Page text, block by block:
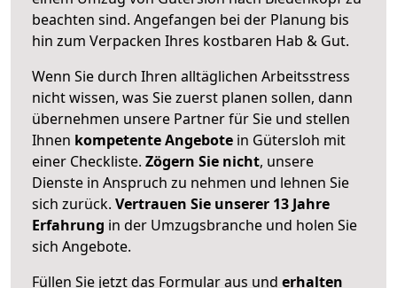
beachten sind. Angefangen bei der Planung bis
hin zum Verpacken Ihres kostbaren Hab & Gut.
Wenn Sie durch Ihren alltäglichen Arbeitsstress
nicht wissen, was Sie zuerst planen sollen, dann
übernehmen unsere Partner für Sie und stellen
Ihnen kompetente Angebote in Gütersloh mit
einer Checkliste. Zögern Sie nicht, unsere
Dienste in Anspruch zu nehmen und lehnen Sie
sich zurück. Vertrauen Sie unserer 13 Jahre
Erfahrung in der Umzugsbranche und holen Sie
sich Angebote.
Füllen Sie jetzt das Formular aus und erhalten